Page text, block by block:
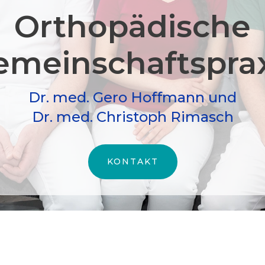
Orthopädische
Dr. med. Gero Hoffmann und
Dr. med. Christoph Rimasch
KONTAKT